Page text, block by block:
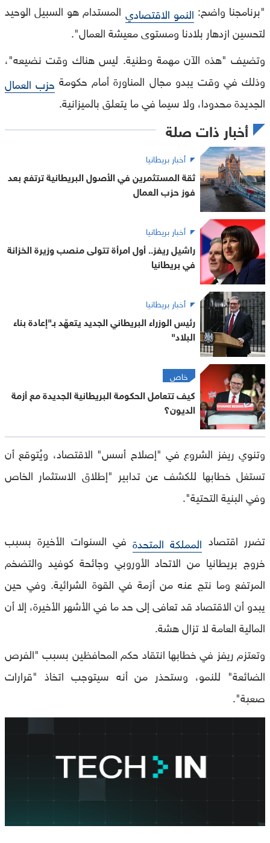
"برنامجنا واضح: النمو الاقتصادي المستدام هو السبيل الوحيد
لتحسين ازدهار بلادنا ومستوى معيشة العمال".
وتضيف "هذه الآن مهمة وطنية. ليس هناك وقت نضيعه"،
وذلك في وقت يبدو مجال المناورة أمام حكومة حزب العمال
الجديدة محدودا، ولا سيما في ما يتعلق بالميزانية.
أخبار ذات صلة
أخبار بريطانيا
ثقة المستثمرين في الأصول البريطانية ترتفع بعد
فوز حزب العمال
أخبار بريطانيا
راشيل ريفز.. أول امرأة تتولى منصب وزيرة الخزانة
في بريطانيا
أخبار بريطانيا
رئيس الوزراء البريطاني الجديد يتعهّد بـ"إعادة بناء
البلاد"
خاص
كيف تتعامل الحكومة البريطانية الجديدة مع أزمة
الديون؟
وتنوي ريفز الشروع في "إصلاح أسس" الاقتصاد، ويُتوقع أن
تستغل خطابها للكشف عن تدابير "إطلاق الاستثمار الخاص
وفي البنية التحتية".
تضرر اقتصاد المملكة المتحدة في السنوات الأخيرة بسبب
خروج بريطانيا من الاتحاد الأوروبي وجائحة كوفيد والتضخم
المرتفع وما نتج عنه من أزمة في القوة الشرائية. وفي حين
يبدو أن الاقتصاد قد تعافى إلى حد ما في الأشهر الأخيرة، إلا أن
المالية العامة لا تزال هشة.
وتعتزم ريفز في خطابها انتقاد حكم المحافظين بسبب "الفرص
الضائعة" للنمو، وستحذر من أنه سيتوجب اتخاذ "قرارات
صعبة".